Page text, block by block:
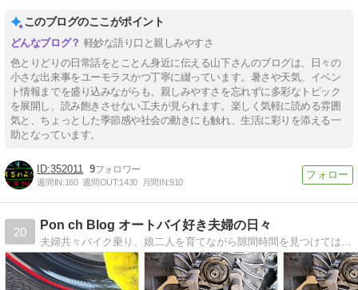
このブログのここがポイント
軽妙な語り口と親しみやすさ
色とりどりの日常話をとことん身近に伝える山下さんのブログは、日々の
小さな出来事をユーモラスかつ丁寧に綴っています。暑さや天気、イベン
ト情報までを盛り込みながらも、親しみやすさを忘れずに多彩なトピック
を展開し、読み飽きさせない工夫が見られます。楽しく気軽に読める雰囲
気と、ちょっとした季節感や社会の動きにも触れ、生活に彩りを添える一
助となっています。
352011 9
週間IN:160 週間OUT:1430 月間IN:910
20
Pon ch Blog オートバイ好き夫婦の日々